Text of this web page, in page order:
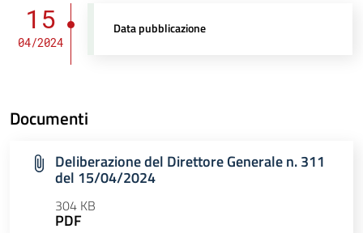
15
04/2024
Data pubblicazione
Documenti
Deliberazione del Direttore Generale n. 311
del 15/04/2024
304 KB
PDF